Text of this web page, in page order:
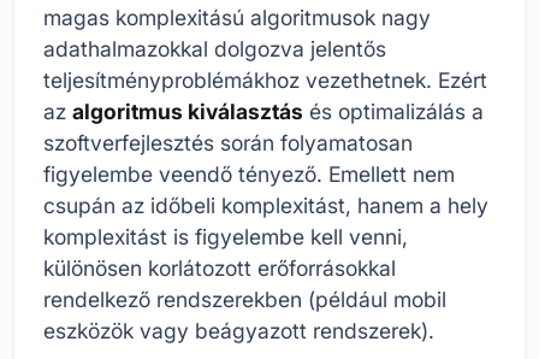
magas komplexitású algoritmusok nagy
adathalmazokkal dolgozva jelentős
teljesítményproblémákhoz vezethetnek. Ezért
az algoritmus kiválasztás és optimalizálás a
szoftverfejlesztés során folyamatosan
figyelembe veendő tényező. Emellett nem
csupán az időbeli komplexitást, hanem a hely
komplexitást is figyelembe kell venni,
különösen korlátozott erőforrásokkal
rendelkező rendszerekben (például mobil
eszközök vagy beágyazott rendszerek).